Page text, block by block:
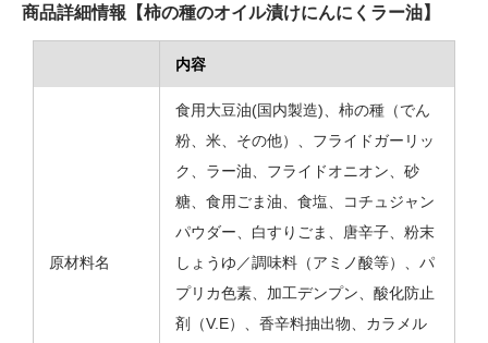
商品詳細情報【柿の種のオイル漬けにんにくラー油】
内容
原材料名
食用大豆油(国内製造)、柿の種（でん
粉、米、その他）、フライドガーリッ
ク、ラー油、フライドオニオン、砂
糖、食用ごま油、食塩、コチュジャン
パウダー、白すりごま、唐辛子、粉末
しょうゆ／調味料（アミノ酸等）、パ
プリカ色素、加工デンプン、酸化防止
剤（V.E）、香辛料抽出物、カラメル